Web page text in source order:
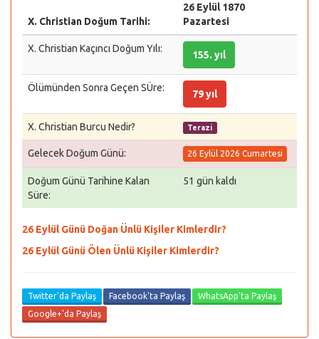
X. Christian Doğum Tarihi:
26 Eylül 1870
Pazartesi
X. Christian Kaçıncı Doğum Yılı:
155. yıl
Ölümünden Sonra Geçen SÜre:
79 yıl
X. Christian Burcu Nedir? Terazi
Gelecek Doğum Günü: 26 Eylül 2026 Cumartesi
Doğum Günü Tarihine Kalan
Süre:
51 gün kaldı
26 Eylül Günü Doğan Ünlü Kişiler Kimlerdir?
26 Eylül Günü Ölen Ünlü Kişiler Kimlerdir?
Twitter'da Paylaş Facebook'ta Paylaş
WhatsApp'ta Paylaş
Google+'da Paylaş